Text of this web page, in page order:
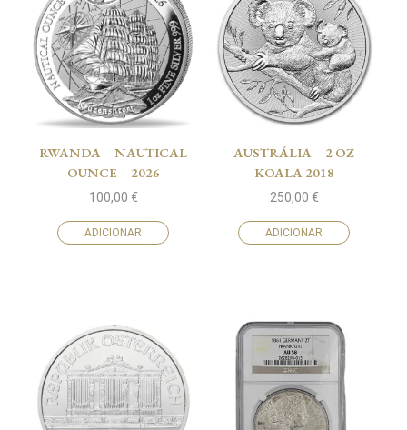
RWANDA – NAUTICAL
OUNCE – 2026
100,00 €
ADICIONAR
AUSTRÁLIA – 2 OZ
KOALA 2018
250,00 €
ADICIONAR